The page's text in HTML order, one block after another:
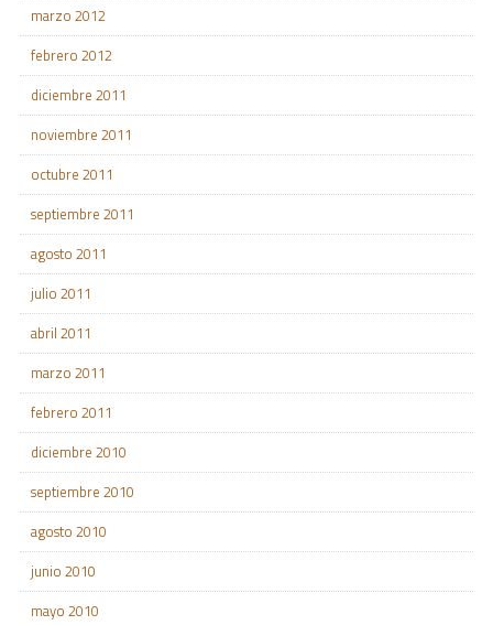
marzo 2012
febrero 2012
diciembre 2011
noviembre 2011
octubre 2011
septiembre 2011
agosto 2011
julio 2011
abril 2011
marzo 2011
febrero 2011
diciembre 2010
septiembre 2010
agosto 2010
junio 2010
mayo 2010